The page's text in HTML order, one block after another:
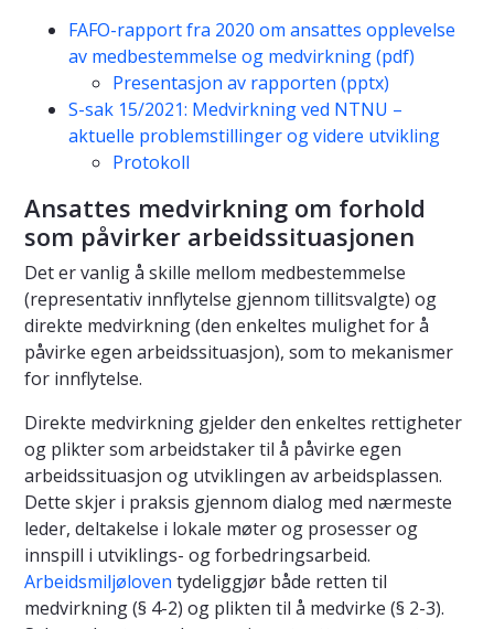
FAFO-rapport fra 2020 om ansattes opplevelse
av medbestemmelse og medvirkning (pdf)
Presentasjon av rapporten (pptx)
S-sak 15/2021: Medvirkning ved NTNU –
aktuelle problemstillinger og videre utvikling
Protokoll
Ansattes medvirkning om forhold
som påvirker arbeidssituasjonen
Det er vanlig å skille mellom medbestemmelse
(representativ innflytelse gjennom tillitsvalgte) og
direkte medvirkning (den enkeltes mulighet for å
påvirke egen arbeidssituasjon), som to mekanismer
for innflytelse.
Direkte medvirkning gjelder den enkeltes rettigheter
og plikter som arbeidstaker til å påvirke egen
arbeidssituasjon og utviklingen av arbeidsplassen.
Dette skjer i praksis gjennom dialog med nærmeste
leder, deltakelse i lokale møter og prosesser og
innspill i utviklings- og forbedringsarbeid.
Arbeidsmiljøloven tydeliggjør både retten til
medvirkning (§ 4-2) og plikten til å medvirke (§ 2-3).